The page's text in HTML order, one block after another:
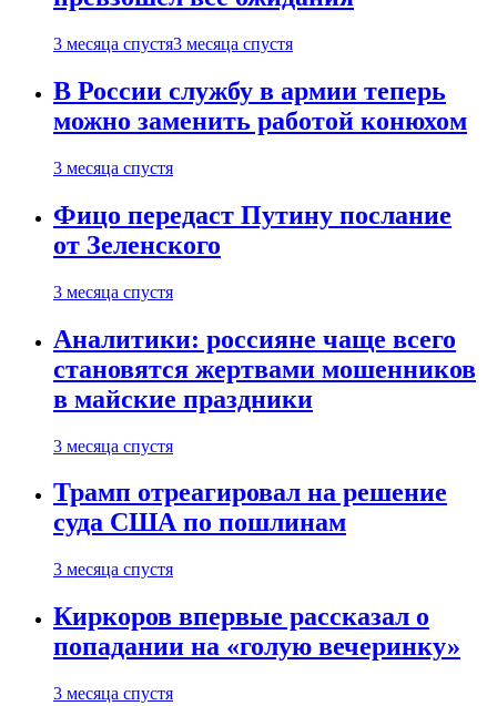
3 месяца спустя3 месяца спустя
В России службу в армии теперь
можно заменить работой конюхом
3 месяца спустя
Фицо передаст Путину послание
от Зеленского
3 месяца спустя
Аналитики: россияне чаще всего
становятся жертвами мошенников
в майские праздники
3 месяца спустя
Трамп отреагировал на решение
суда США по пошлинам
3 месяца спустя
Киркоров впервые рассказал о
попадании на «голую вечеринку»
3 месяца спустя